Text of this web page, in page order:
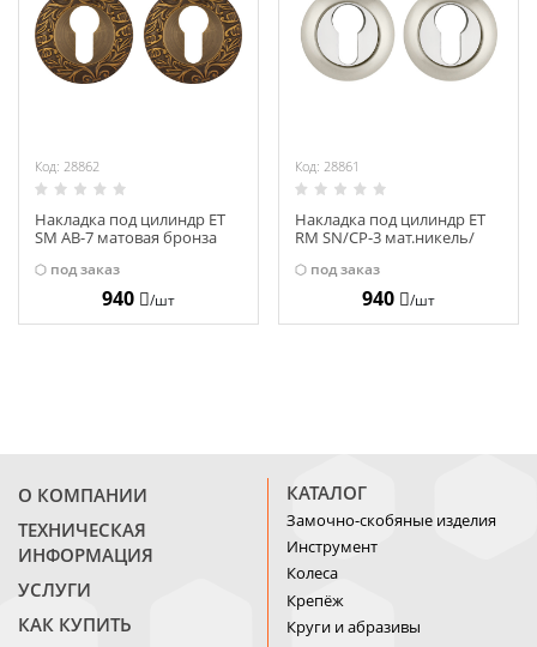
Код: 28862
Накладка под цилиндр ET
SM AB-7 матовая бронза
под заказ
940 /шт
Код: 28861
Накладка под цилиндр ET
RM SN/CP-3 мат.никель/
под заказ
940 /шт
О КОМПАНИИ
ТЕХНИЧЕСКАЯ
ИНФОРМАЦИЯ
УСЛУГИ
КАК КУПИТЬ
КАТАЛОГ
Замочно-скобяные изделия
Инструмент
Колеса
Крепёж
Круги и абразивы